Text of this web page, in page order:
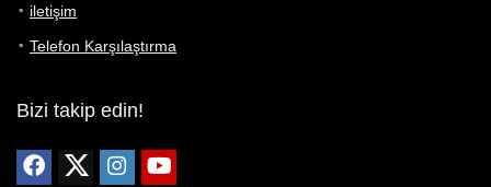
iletişim
Telefon Karşılaştırma
Bizi takip edin!